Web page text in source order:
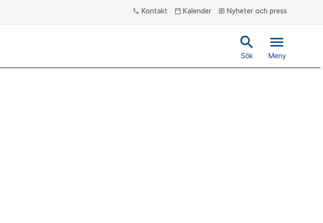
phone Kontakt calendar_today Kalender article Nyheter och press
search
Sök
menu
Meny